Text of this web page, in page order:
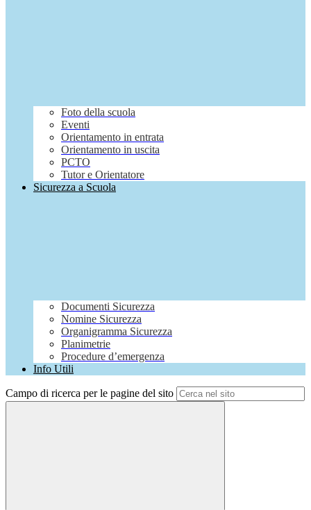
Foto della scuola
Eventi
Orientamento in entrata
Orientamento in uscita
PCTO
Tutor e Orientatore
Sicurezza a Scuola
Documenti Sicurezza
Nomine Sicurezza
Organigramma Sicurezza
Planimetrie
Procedure d’emergenza
Info Utili
Campo di ricerca per le pagine del sito